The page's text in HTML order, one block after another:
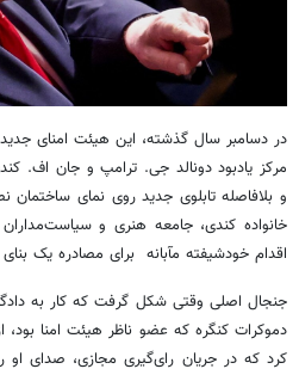
در دسامبر سال گذشته، این هیئت امنای
مرکز یادبود دونالد جی. ترامپ و جان اف.
و بلافاصله تابلوی جدید روی نمای
خانواده کندی، جامعه هنری و
اقدام خودشیفته مآبانه برای مصادره یک
جنجال اصلی وقتی شکل گرفت که کار به
دموکرات کنگره که عضو ناظر هیئت امنا بود،